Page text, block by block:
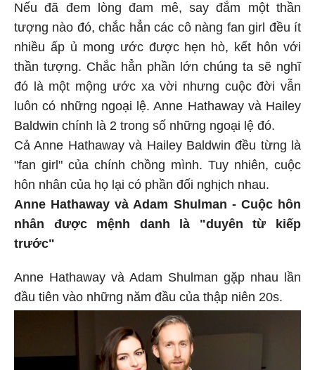
Nếu đã đem lòng đam mê, say đắm một thần
tượng nào đó, chắc hẳn các cô nàng fan girl đều ít
nhiều ấp ủ mong ước được hẹn hò, kết hôn với
thần tượng. Chắc hẳn phần lớn chúng ta sẽ nghĩ
đó là một mộng ước xa vời nhưng cuộc đời vẫn
luôn có những ngoại lệ. Anne Hathaway và Hailey
Baldwin chính là 2 trong số những ngoại lệ đó.
Cả Anne Hathaway và Hailey Baldwin đều từng là
"fan girl" của chính chồng mình. Tuy nhiên, cuộc
hôn nhân của họ lại có phần đối nghịch nhau.
Anne Hathaway và Adam Shulman - Cuộc hôn
nhân được mệnh danh là "duyên từ kiếp
trước"
Anne Hathaway và Adam Shulman gặp nhau lần
đầu tiên vào những năm đầu của thập niên 20s.